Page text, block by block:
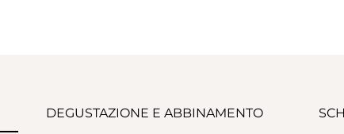
DEGUSTAZIONE E ABBINAMENTO